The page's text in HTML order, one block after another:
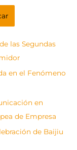
las Segundas
en el Fenómeno
en
de Empresa
de Baijiu